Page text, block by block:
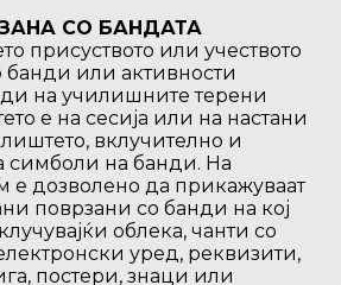
СО БАНДАТА
присуството или учеството
банди или активности
на училишните терени
е на сесија или на настани
вклучително и
симболи на банди. На
е дозволено да прикажуваат
поврзани со банди на кој
облека, чанти со
уред, реквизити,
постери, знаци или